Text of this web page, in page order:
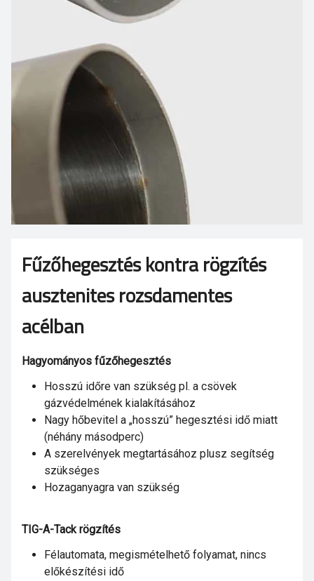
Fűzőhegesztés kontra rögzítés
ausztenites rozsdamentes
acélban
Hagyományos fűzőhegesztés
Hosszú időre van szükség pl. a csövek
gázvédelmének kialakításához
Nagy hőbevitel a „hosszú” hegesztési idő miatt
(néhány másodperc)
A szerelvények megtartásához plusz segítség
szükséges
Hozaganyagra van szükség
TIG-A-Tack rögzítés
Félautomata, megismételhető folyamat, nincs
előkészítési idő